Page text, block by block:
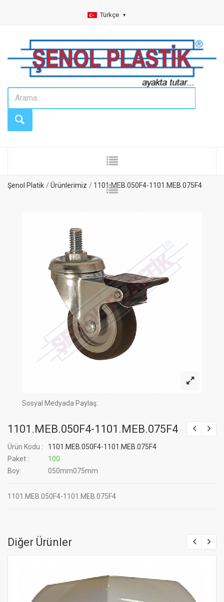
Türkçe
Şenol Platik Ürünlerimiz 1101.MEB.050F4-1101.MEB.075F4
Sosyal Medyada Paylaş:
1101.MEB.050F4-1101.MEB.075F4
Ürün Kodu :
1101.MEB.050F4-1101.MEB.075F4
Paket :
100
Boy:
050mm075mm
1101.MEB.050F4-1101.MEB.075F4
Diğer Ürünler